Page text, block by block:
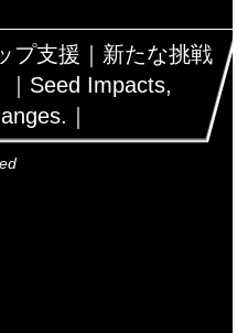
プ支援｜新たな挑戦
｜Seed Impacts,
｜